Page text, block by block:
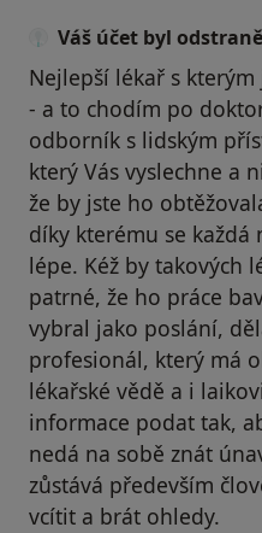
Váš účet byl
Nejlepší lékař s kterým
- a to chodím po
odborník s lidským
který Vás vyslechne a
že by jste ho
díky kterému se každá
lépe. Kéž by takových
patrné, že ho práce
vybral jako poslání,
profesionál, který má
lékařské vědě a i
informace podat tak,
nedá na sobě znát
zůstává především
vcítit a brát ohledy.